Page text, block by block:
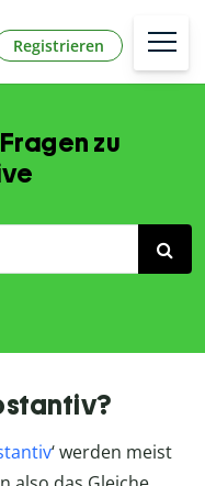
Registrieren
zu
‘ werden meist